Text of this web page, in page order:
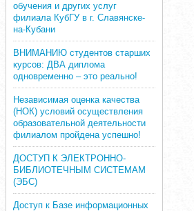
обучения и других услуг
филиала КубГУ в г. Славянске-
на-Кубани
ВНИМАНИЮ студентов старших
курсов: ДВА диплома
одновременно – это реально!
Независимая оценка качества
(НОК) условий осуществления
образовательной деятельности
филиалом пройдена успешно!
ДОСТУП К ЭЛЕКТРОННО-
БИБЛИОТЕЧНЫМ СИСТЕМАМ
(ЭБС)
Доступ к Базе информационных